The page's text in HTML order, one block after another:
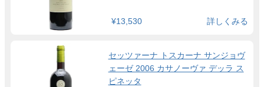
¥13,530 詳しくみる
セッツァーナ トスカーナ サンジョヴ
ェーゼ 2006 カサノーヴァ デッラ ス
ピネッタ